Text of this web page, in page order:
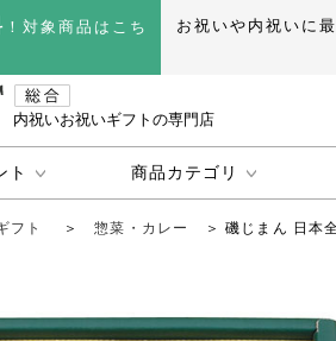
！対象商品はこち
お祝いや内祝いに
内祝いお祝いギフトの専門店
ト 商品カテゴリ
フト ＞惣菜・カレー ＞ 磯じまん 日本